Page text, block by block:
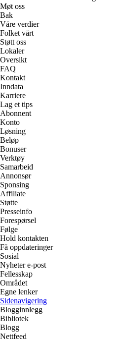
Møt oss
Bak
Våre verdier
Folket vårt
Støtt oss
Lokaler
Oversikt
FAQ
Kontakt
Inndata
Karriere
Lag et tips
Abonnent
Konto
Løsning
Beløp
Bonuser
Verktøy
Samarbeid
Annonsør
Sponsing
Affiliate
Støtte
Presseinfo
Forespørsel
Følge
Hold kontakten
Få oppdateringer
Sosial
Nyheter e-post
Fellesskap
Området
Egne lenker
Sidenavigering
Blogginnlegg
Bibliotek
Blogg
Nettfeed